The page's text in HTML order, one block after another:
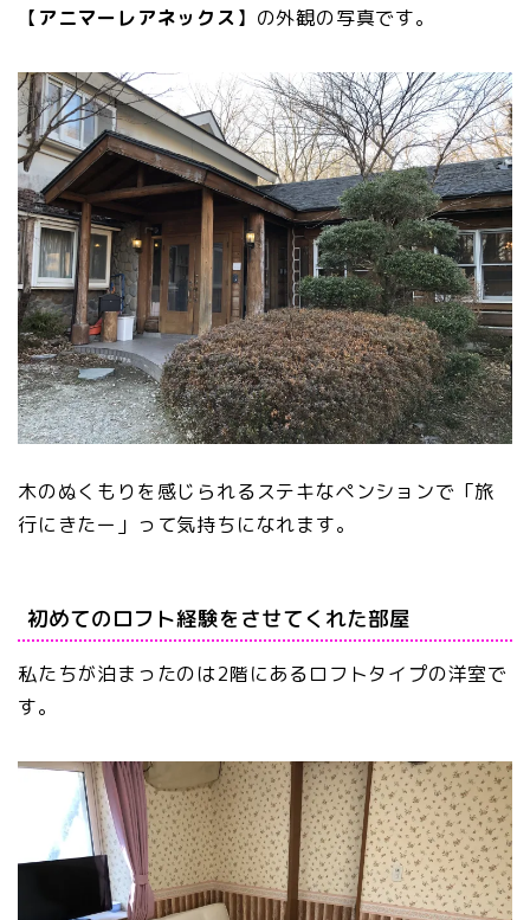
【 アニマーレアネックス】 の外観の写真です。
木のぬくもりを感じられるステキなペンションで「旅
行にきたー」って気持ちになれます。
初めてのロフト経験をさせてくれた部屋
私たちが泊まったのは2階にあるロフトタイプの洋室で
す。